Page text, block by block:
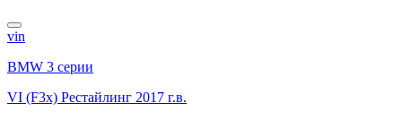
vin
BMW 3 серии
VI (F3x) Рестайлинг 2017 г.в.